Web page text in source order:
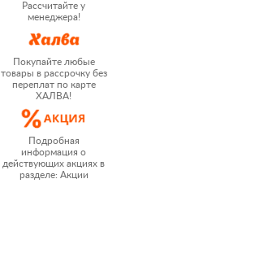
Рассчитайте у
менеджера!
Покупайте любые
товары в рассрочку без
переплат по карте
ХАЛВА!
Подробная
информация о
действующих акциях в
разделе: Акции